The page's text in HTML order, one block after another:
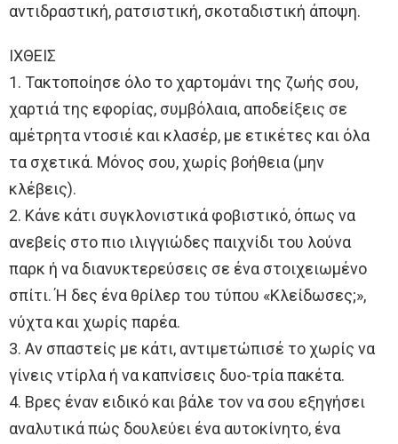
αντιδραστική, ρατσιστική, σκοταδιστική άποψη.
ΙΧΘΕΙΣ
1. Τακτοποίησε όλο το χαρτομάνι της ζωής σου,
χαρτιά της εφορίας, συμβόλαια, αποδείξεις σε
αμέτρητα ντοσιέ και κλασέρ, με ετικέτες και όλα
τα σχετικά. Μόνος σου, χωρίς βοήθεια (μην
κλέβεις).
2. Κάνε κάτι συγκλονιστικά φοβιστικό, όπως να
ανεβείς στο πιο ιλιγγιώδες παιχνίδι του λούνα
παρκ ή να διανυκτερεύσεις σε ένα στοιχειωμένο
σπίτι. Ή δες ένα θρίλερ του τύπου «Κλείδωσες;»,
νύχτα και χωρίς παρέα.
3. Αν σπαστείς με κάτι, αντιμετώπισέ το χωρίς να
γίνεις ντίρλα ή να καπνίσεις δυο-τρία πακέτα.
4. Βρες έναν ειδικό και βάλε τον να σου εξηγήσει
αναλυτικά πώς δουλεύει ένα αυτοκίνητο, ένα